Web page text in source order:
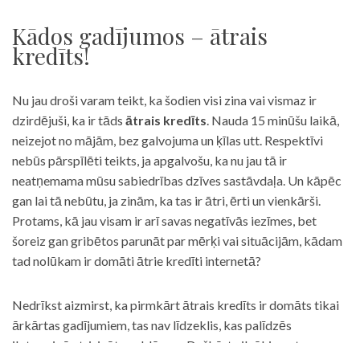
Kādos gadījumos – ātrais
kredīts!
Nu jau droši varam teikt, ka šodien visi zina vai vismaz ir
dzirdējuši, ka ir tāds ātrais kredīts. Nauda 15 minūšu laikā,
neizejot no mājām, bez galvojuma un ķīlas utt. Respektīvi
nebūs pārspīlēti teikts, ja apgalvošu, ka nu jau tā ir
neatņemama mūsu sabiedrības dzīves sastāvdaļa. Un kāpēc
gan lai tā nebūtu, ja zinām, ka tas ir ātri, ērti un vienkārši.
Protams, kā jau visam ir arī savas negatīvās iezīmes, bet
šoreiz gan gribētos parunāt par mērķi vai situācijām, kādam
tad nolūkam ir domāti ātrie kredīti internetā?
Nedrīkst aizmirst, ka pirmkārt ātrais kredīts ir domāts tikai
ārkārtas gadījumiem, tas nav līdzeklis, kas palīdzēs